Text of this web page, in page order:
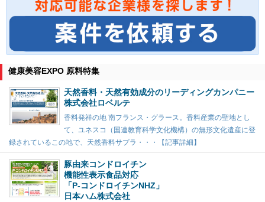
健康美容EXPO 原料特集
天然香料・天然有効成分のリーディングカンパニー
株式会社ロベルテ
香料発祥の地 南フランス・グラース。香料産業の聖地とし
て、ユネスコ（国連教育科学文化機構）の無形文化遺産に登
録されているこの地で、天然香料サプラ・・・【記事詳細】
豚由来コンドロイチン
機能性表示食品対応
「P-コンドロイチンNHZ」
日本ハム株式会社